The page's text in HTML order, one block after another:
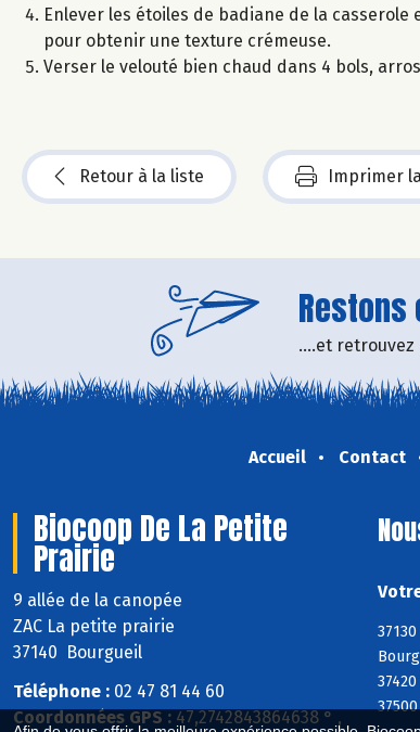
Enlever les étoiles de badiane de la
pour obtenir une texture crémeuse.
Verser le velouté bien chaud dans 4 bols,
Retour à la liste Imprimer
....et
Accueil Contact
Biocoop De La Petite
Prairie
9 allée de la canopée
ZAC La petite prairie
37140 Bourgueil
Téléphone : 02 47 81 44 60
Coordonnées GPS : 47,2742843864638 ° ,